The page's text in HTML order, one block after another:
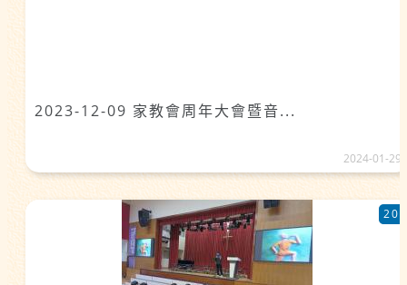
2023-12-09 家教會周年大會暨音...
2024-01-29
20